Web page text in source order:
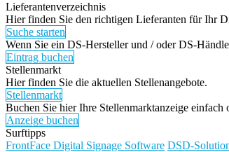
Lieferantenverzeichnis
Hier finden Sie den richtigen Lieferanten für Ihr
Suche starten
Wenn Sie ein DS-Hersteller und / oder DS-
Eintrag buchen
Stellenmarkt
Hier finden Sie die aktuellen Stellenangebote.
Stellenmarkt
Buchen Sie hier Ihre Stellenmarktanzeige einfach
Anzeige buchen
Surftipps
FrontFace Digital Signage Software DSD-